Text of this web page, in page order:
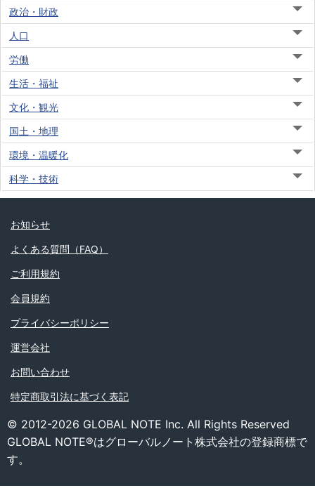
政治・財政
人口
労働
生活・福祉
文化・観光
国土・地理
環境・温暖化
科学・技術
お知らせ
よくある質問（FAQ）
ご利用規約
会員規約
プライバシーポリシー
運営会社
お問い合わせ
特定商取引法に基づく表記
© 2012-2026 GLOBAL NOTE Inc. All Rights Reserved
GLOBAL NOTE®はグローバルノート株式会社の登録商標で
す。